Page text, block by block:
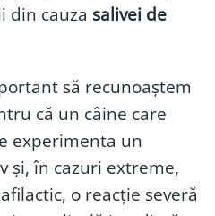
din cauza salivei de
să recunoaștem
că un câine care
experimenta un
și, în cazuri extreme,
o reacție severă